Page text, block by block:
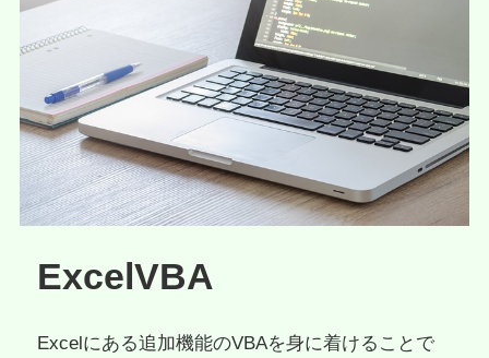
ExcelVBA
Excelにある追加機能のVBAを身に着けることで